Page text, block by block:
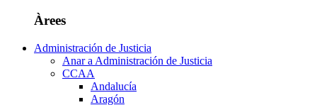
Àrees
Administración de Justicia
Anar a Administración de Justicia
CCAA
Andalucía
Aragón